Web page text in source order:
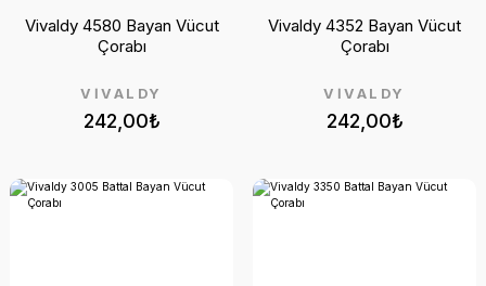
242,00₺
VİVALDY
Vivaldy 4580 Bayan Vücut
Çorabı
242,00₺
VİVALDY
Vivaldy 4352 Bayan Vücut
Çorabı